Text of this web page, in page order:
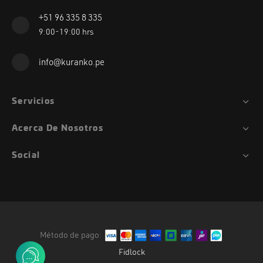
+51 96 335 8 335
9:00-19:00 hrs
info@kuranko.pe
Servicios
Acerca De Nosotros
Social
Método de pago:
Fidlock